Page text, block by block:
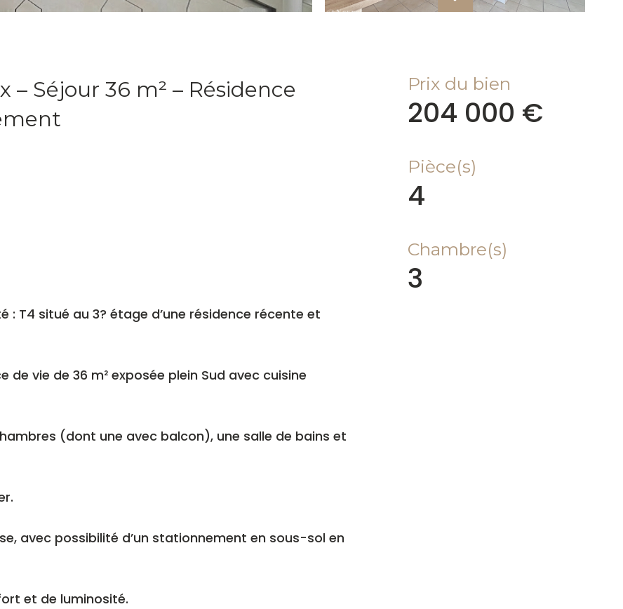
– Séjour 36 m² – Résidence
: T4 situé au 3? étage d’une résidence récente et
vie de 36 m² exposée plein Sud avec cuisine
(dont une avec balcon), une salle de bains et
avec possibilité d’un stationnement en sous-sol en
et de luminosité.
Prix du bien
204 000 €
Pièce(s)
4
Chambre(s)
3